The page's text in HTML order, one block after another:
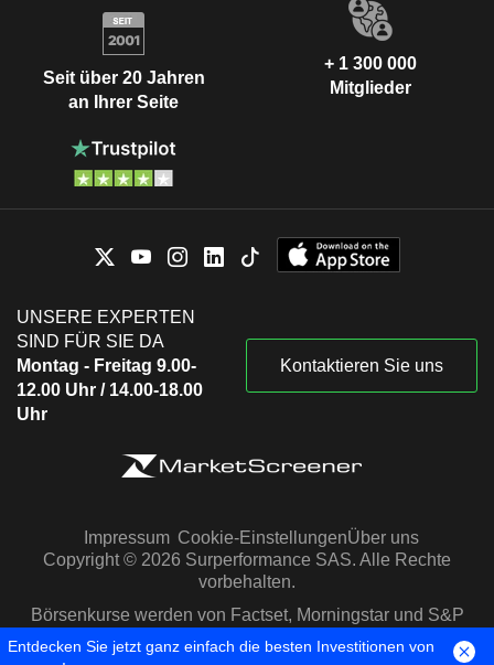
Seit über 20 Jahren
an Ihrer Seite
+ 1 300 000
Mitglieder
UNSERE EXPERTEN
SIND FÜR SIE DA
Montag - Freitag 9.00-
12.00 Uhr / 14.00-18.00
Uhr
Kontaktieren Sie uns
Impressum Cookie-EinstellungenÜber uns
Copyright © 2026 Surperformance SAS. Alle Rechte
vorbehalten.
Börsenkurse werden von Factset, Morningstar und S&P
Capital IQ zur Verfügung gestellt
Entdecken Sie jetzt ganz einfach die besten Investitionen von